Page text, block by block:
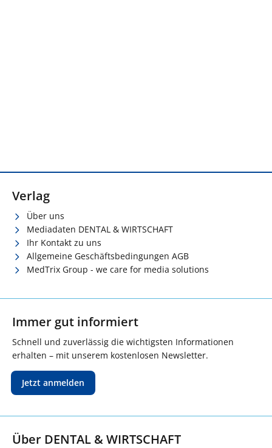
Verlag
Über uns
Mediadaten DENTAL & WIRTSCHAFT
Ihr Kontakt zu uns
Allgemeine Geschäftsbedingungen AGB
MedTrix Group - we care for media solutions
Immer gut informiert
Schnell und zuverlässig die wichtigsten Informationen
erhalten – mit unserem kostenlosen Newsletter.
Jetzt anmelden
Über DENTAL & WIRTSCHAFT